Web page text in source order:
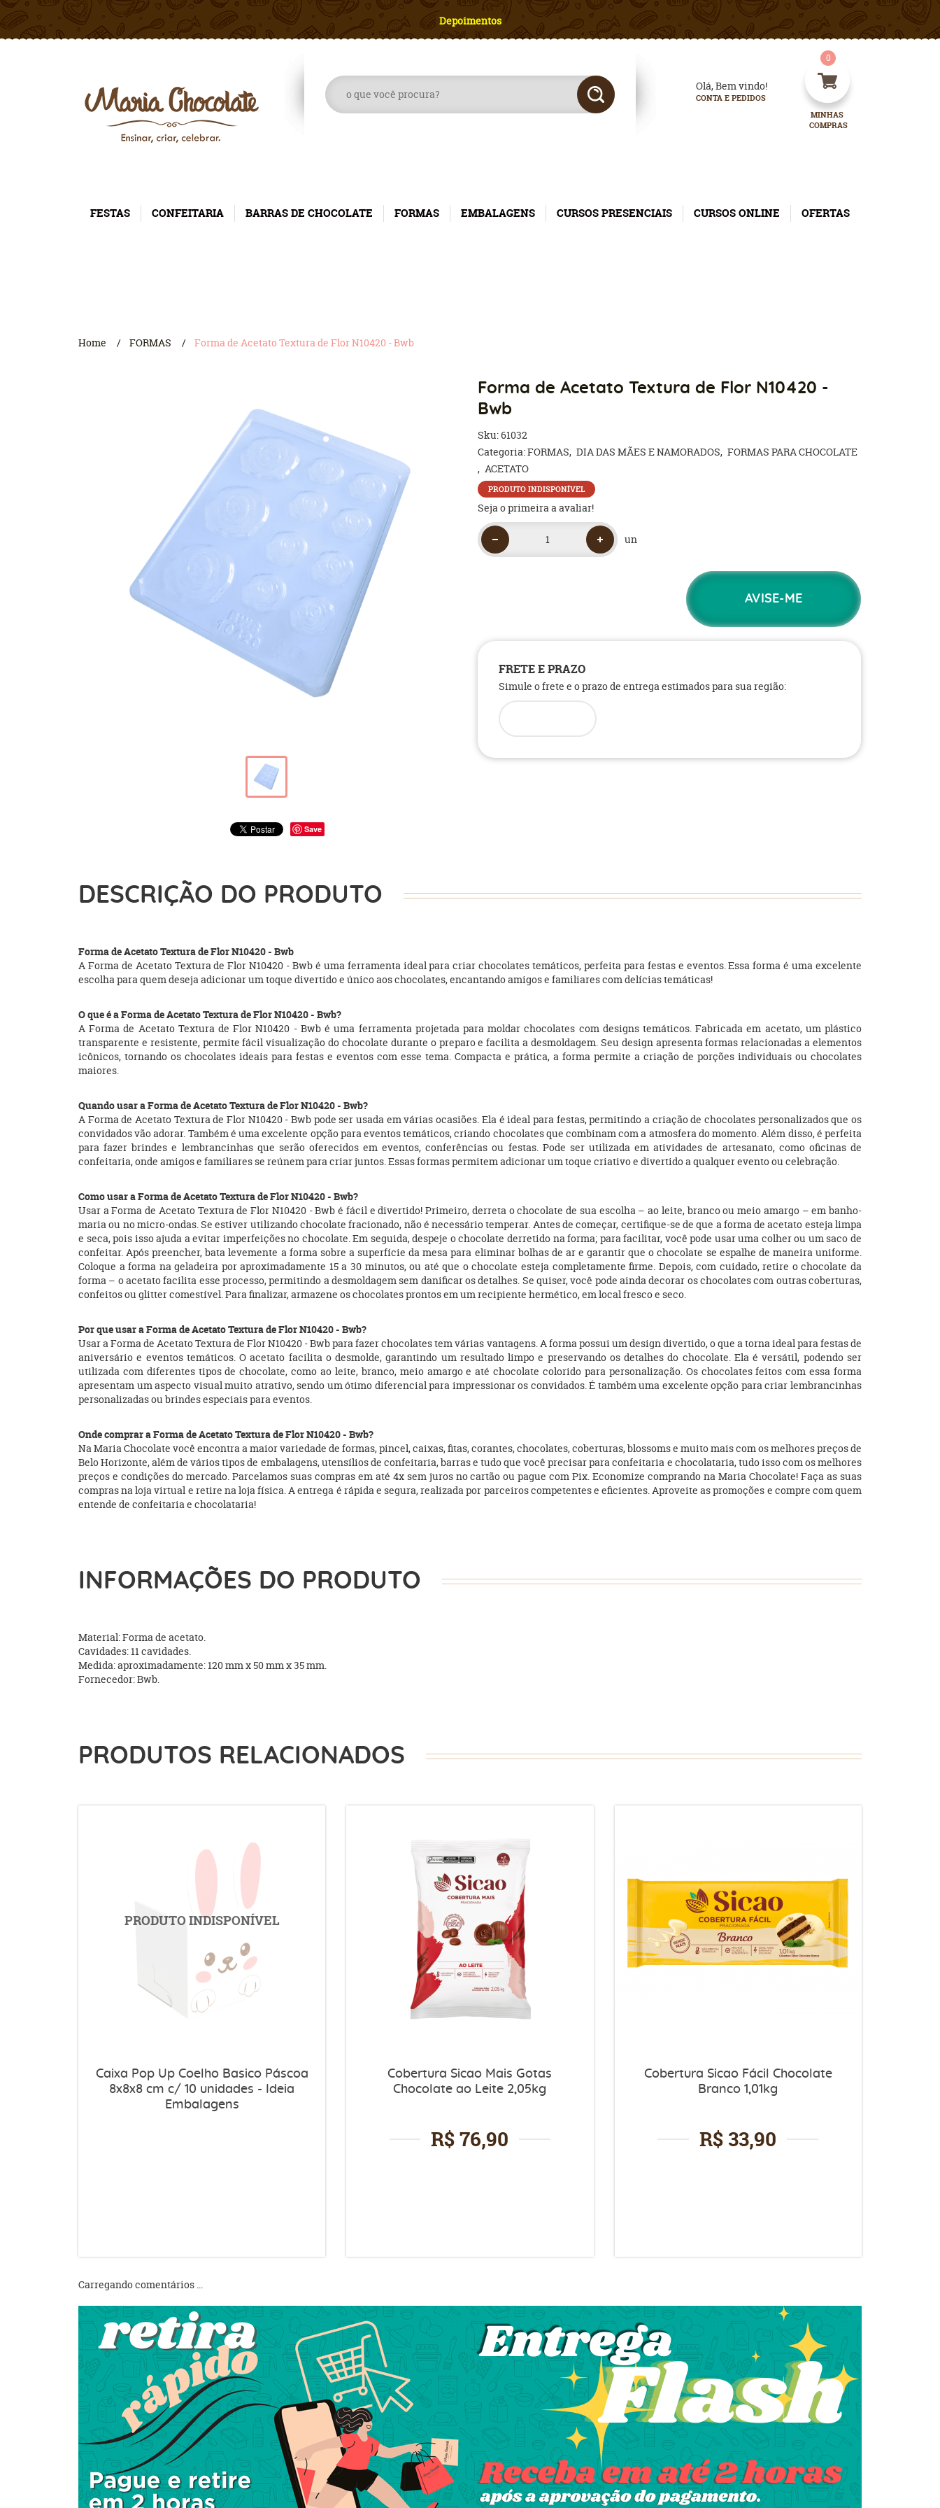
Depoimentos
Olá, Bem vindo!
CONTA E PEDIDOS
MINHAS
COMPRAS
0
FESTAS CONFEITARIA BARRAS DE CHOCOLATE FORMAS EMBALAGENS CURSOS PRESENCIAIS CURSOS ONLINE OFERTAS
Home FORMAS Forma de Acetato Textura de Flor N10420 - Bwb
Save
Forma de Acetato Textura de Flor N10420 -
Bwb
Sku:61032
Categoria:FORMAS DIA DAS MÃES E NAMORADOS FORMAS PARA CHOCOLATE
ACETATO
PRODUTO INDISPONÍVEL
Seja o primeira a avaliar!
un
AVISE-ME
FRETE E PRAZO
Simule o frete e o prazo de entrega estimados para sua região:
DESCRIÇÃO DO PRODUTO
Forma de Acetato Textura de Flor N10420 - Bwb
A Forma de Acetato Textura de Flor N10420 - Bwb é uma ferramenta ideal para criar chocolates temáticos, perfeita para festas e eventos. Essa forma é uma excelente
escolha para quem deseja adicionar um toque divertido e único aos chocolates, encantando amigos e familiares com delícias temáticas!
O que é a Forma de Acetato Textura de Flor N10420 - Bwb?
A Forma de Acetato Textura de Flor N10420 - Bwb é uma ferramenta projetada para moldar chocolates com designs temáticos. Fabricada em acetato, um plástico
transparente e resistente, permite fácil visualização do chocolate durante o preparo e facilita a desmoldagem. Seu design apresenta formas relacionadas a elementos
icônicos, tornando os chocolates ideais para festas e eventos com esse tema. Compacta e prática, a forma permite a criação de porções individuais ou chocolates
maiores.
Quando usar a Forma de Acetato Textura de Flor N10420 - Bwb?
A Forma de Acetato Textura de Flor N10420 - Bwb pode ser usada em várias ocasiões. Ela é ideal para festas, permitindo a criação de chocolates personalizados que os
convidados vão adorar. Também é uma excelente opção para eventos temáticos, criando chocolates que combinam com a atmosfera do momento. Além disso, é perfeita
para fazer brindes e lembrancinhas que serão oferecidos em eventos, conferências ou festas. Pode ser utilizada em atividades de artesanato, como oficinas de
confeitaria, onde amigos e familiares se reúnem para criar juntos. Essas formas permitem adicionar um toque criativo e divertido a qualquer evento ou celebração.
Como usar a Forma de Acetato Textura de Flor N10420 - Bwb?
Usar a Forma de Acetato Textura de Flor N10420 - Bwb é fácil e divertido! Primeiro, derreta o chocolate de sua escolha – ao leite, branco ou meio amargo – em banho-
maria ou no micro-ondas. Se estiver utilizando chocolate fracionado, não é necessário temperar. Antes de começar, certifique-se de que a forma de acetato esteja limpa
e seca, pois isso ajuda a evitar imperfeições no chocolate. Em seguida, despeje o chocolate derretido na forma; para facilitar, você pode usar uma colher ou um saco de
confeitar. Após preencher, bata levemente a forma sobre a superfície da mesa para eliminar bolhas de ar e garantir que o chocolate se espalhe de maneira uniforme.
Coloque a forma na geladeira por aproximadamente 15 a 30 minutos, ou até que o chocolate esteja completamente firme. Depois, com cuidado, retire o chocolate da
forma – o acetato facilita esse processo, permitindo a desmoldagem sem danificar os detalhes. Se quiser, você pode ainda decorar os chocolates com outras coberturas,
confeitos ou glitter comestível. Para finalizar, armazene os chocolates prontos em um recipiente hermético, em local fresco e seco.
Por que usar a Forma de Acetato Textura de Flor N10420 - Bwb?
Usar a Forma de Acetato Textura de Flor N10420 - Bwb para fazer chocolates tem várias vantagens. A forma possui um design divertido, o que a torna ideal para festas de
aniversário e eventos temáticos. O acetato facilita o desmolde, garantindo um resultado limpo e preservando os detalhes do chocolate. Ela é versátil, podendo ser
utilizada com diferentes tipos de chocolate, como ao leite, branco, meio amargo e até chocolate colorido para personalização. Os chocolates feitos com essa forma
apresentam um aspecto visual muito atrativo, sendo um ótimo diferencial para impressionar os convidados. É também uma excelente opção para criar lembrancinhas
personalizadas ou brindes especiais para eventos.
Onde comprar a Forma de Acetato Textura de Flor N10420 - Bwb?
Na Maria Chocolate você encontra a maior variedade de formas, pincel, caixas, fitas, corantes, chocolates, coberturas, blossoms e muito mais com os melhores preços de
Belo Horizonte, além de vários tipos de embalagens, utensílios de confeitaria, barras e tudo que você precisar para confeitaria e chocolataria, tudo isso com os melhores
preços e condições do mercado. Parcelamos suas compras em até 4x sem juros no cartão ou pague com Pix. Economize comprando na Maria Chocolate! Faça as suas
compras na loja virtual e retire na loja física. A entrega é rápida e segura, realizada por parceiros competentes e eficientes. Aproveite as promoções e compre com quem
entende de confeitaria e chocolataria!
INFORMAÇÕES DO PRODUTO
Material: Forma de acetato.
Cavidades: 11 cavidades.
Medida: aproximadamente: 120 mm x 50 mm x 35 mm.
Fornecedor: Bwb.
PRODUTOS RELACIONADOS
Caixa Pop Up Coelho Basico Páscoa
8x8x8 cm c/ 10 unidades - Ideia
Embalagens
Cobertura Sicao Mais Gotas
Chocolate ao Leite 2,05kg
R$ 76,90
Cobertura Sicao Fácil Chocolate
Branco 1,01kg
R$ 33,90
Carregando comentários ...